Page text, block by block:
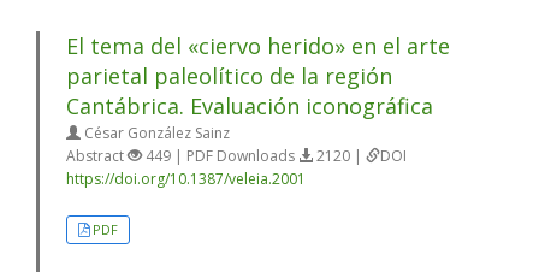
El tema del «ciervo herido» en el arte
parietal paleolítico de la región
Cantábrica. Evaluación iconográfica
César González Sainz
Abstract
449 | PDF Downloads 2120 |
DOI
https://doi.org/10.1387/veleia.2001
PDF